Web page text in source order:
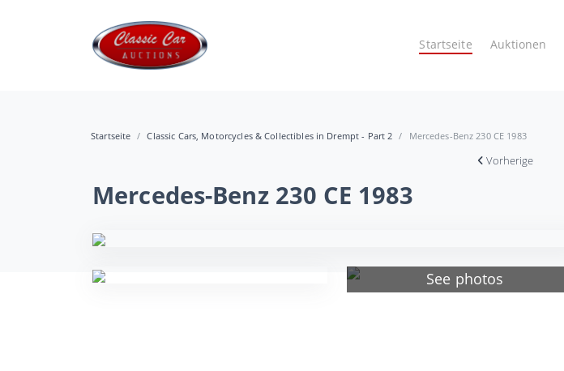
Startseite Auktionen
Startseite Classic Cars, Motorcycles & Collectibles in Drempt - Part 2 Mercedes-Benz 230 CE 1983
Vorherige
Mercedes-Benz 230 CE 1983
See photos